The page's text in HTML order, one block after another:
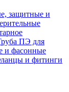
защитные и
ПЭ для
и фасонные
и фитинги